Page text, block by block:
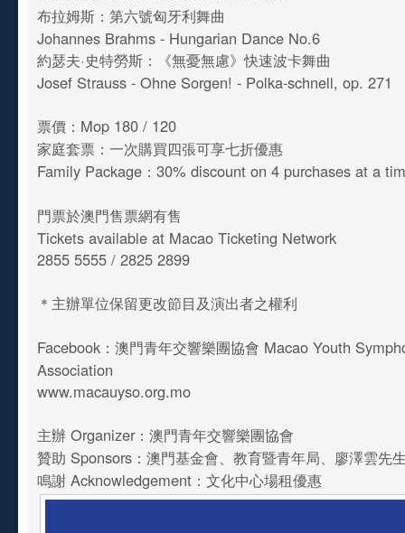
布拉姆斯：第六號匈牙利舞曲
Johannes Brahms - Hungarian Dance No.6
約瑟夫·史特勞斯：《無憂無慮》快速波卡舞曲
Josef Strauss - Ohne Sorgen! - Polka-schnell, op. 271
票價：Mop 180 / 120
家庭套票：一次購買四張可享七折優惠
Family Package：30% discount on 4 purchases at a
門票於澳門售票網有售
Tickets available at Macao Ticketing Network
2855 5555 / 2825 2899
＊主辦單位保留更改節目及演出者之權利
Facebook：澳門青年交響樂團協會 Macao Youth
Association
www.macauyso.org.mo
主辦 Organizer：澳門青年交響樂團協會
贊助 Sponsors：澳門基金會、教育暨青年局、廖澤雲先
鳴謝 Acknowledgement：文化中心場租優惠